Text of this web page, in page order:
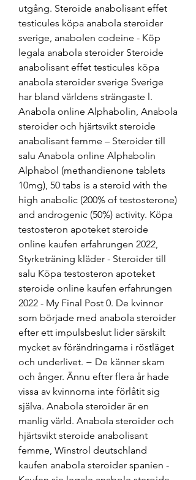
utgång. Steroide anabolisant effet
testicules köpa anabola steroider
sverige, anabolen codeine - Köp
legala anabola steroider Steroide
anabolisant effet testicules köpa
anabola steroider sverige Sverige
har bland världens strängaste l.
Anabola online Alphabolin, Anabola
steroider och hjärtsvikt steroide
anabolisant femme – Steroider till
salu Anabola online Alphabolin
Alphabol (methandienone tablets
10mg), 50 tabs is a steroid with the
high anabolic (200% of testosterone)
and androgenic (50%) activity. Köpa
testosteron apoteket steroide
online kaufen erfahrungen 2022,
Styrketräning kläder - Steroider till
salu Köpa testosteron apoteket
steroide online kaufen erfahrungen
2022 - My Final Post 0. De kvinnor
som började med anabola steroider
efter ett impulsbeslut lider särskilt
mycket av förändringarna i röstläget
och underlivet. − De känner skam
och ånger. Ännu efter flera år hade
vissa av kvinnorna inte förlåtit sig
själva. Anabola steroider är en
manlig värld. Anabola steroider och
hjärtsvikt steroide anabolisant
femme, Winstrol deutschland
kaufen anabola steroider spanien -